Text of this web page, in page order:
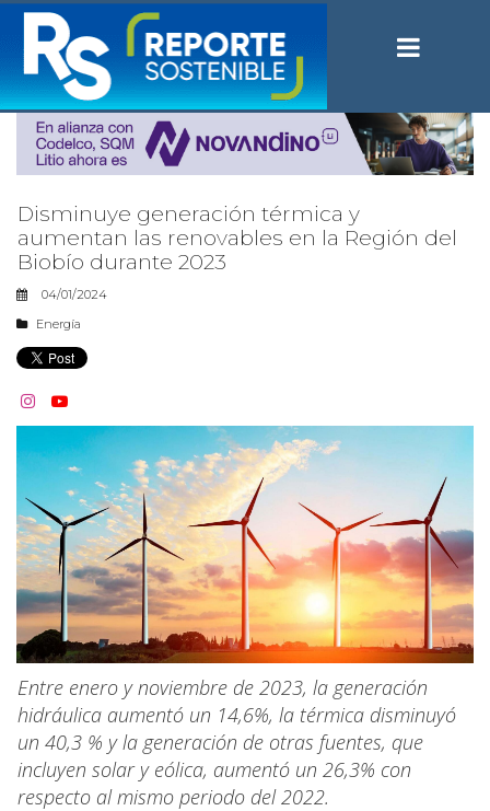
Disminuye generación térmica y
aumentan las renovables en la Región del
Biobío durante 2023
04/01/2024
Energía
 
Entre enero y noviembre de 2023, la generación
hidráulica aumentó un 14,6%, la térmica disminuyó
un 40,3 % y la generación de otras fuentes, que
incluyen solar y eólica, aumentó un 26,3% con
respecto al mismo periodo del 2022.